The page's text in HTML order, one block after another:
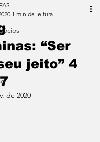
“Ser
jeito” 4
1 min de leitura
de 2020